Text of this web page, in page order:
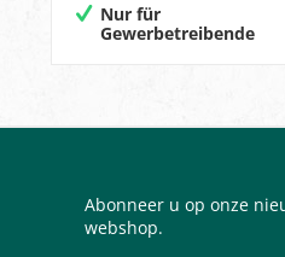
Nur für
Gewerbetreibende
Abonneer u op onze
webshop.